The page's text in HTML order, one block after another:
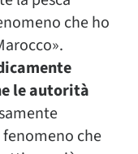
che ho
le autorità
che